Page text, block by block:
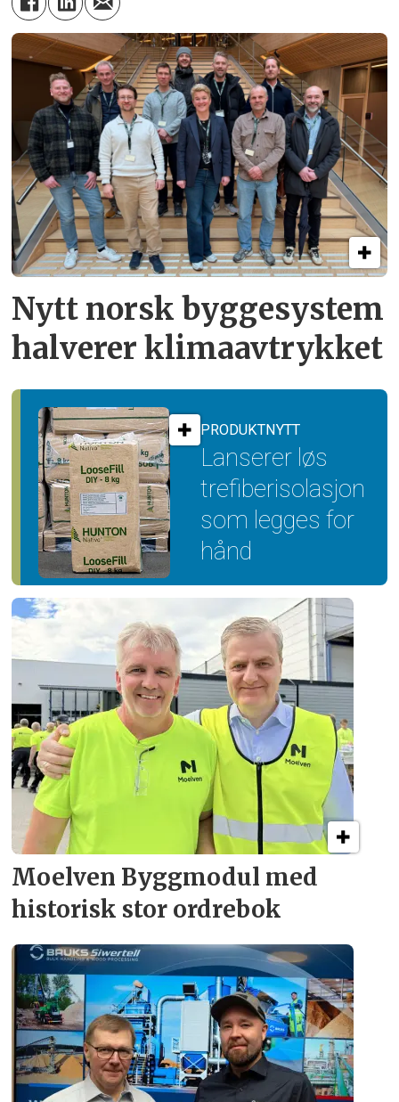
Nytt norsk byggesystem
halverer klimaavtrykket
PRODUKTNYTT
Lanserer løs
trefiber­isolasjon
som legges for
hånd
Moelven Byggmodul med
historisk stor ordrebok